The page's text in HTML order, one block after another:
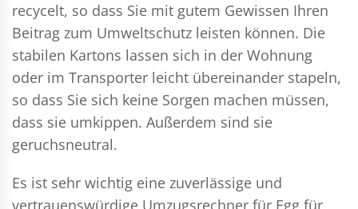
recycelt, so dass Sie mit gutem Gewissen Ihren
Beitrag zum Umweltschutz leisten können. Die
stabilen Kartons lassen sich in der Wohnung
oder im Transporter leicht übereinander stapeln,
so dass Sie sich keine Sorgen machen müssen,
dass sie umkippen. Außerdem sind sie
geruchsneutral.
Es ist sehr wichtig eine zuverlässige und
vertrauenswürdige Umzugsrechner für Egg für